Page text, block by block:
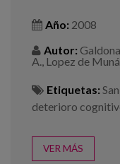
Año: 2008
Autor:
A., Lopez de
Etiquetas:
deterioro
VER MÁS